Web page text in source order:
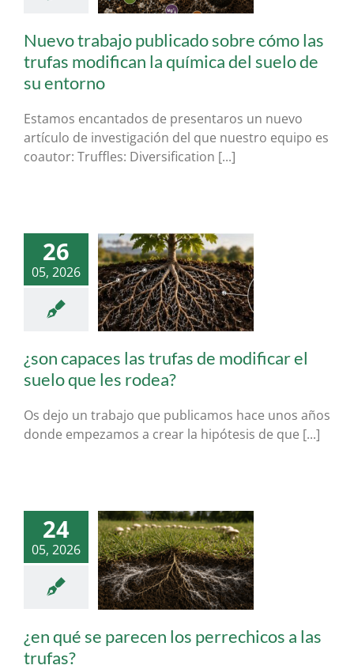
Nuevo trabajo publicado sobre cómo las
trufas modifican la química del suelo de
su entorno
Estamos encantados de presentaros un nuevo
artículo de investigación del que nuestro equipo es
coautor: Truffles: Diversification [...]
26
05, 2026
las trufas de
el suelo que les
rodea?
micorrizas
Forestal &
¿son capaces las trufas de modificar el
suelo que les rodea?
Os dejo un trabajo que publicamos hace unos años
donde empezamos a crear la hipótesis de que [...]
24
05, 2026
se parecen los
Forestal &
¿en qué se parecen los perrechicos a las
trufas?